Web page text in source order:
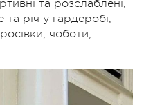
та розслаблені,
та річ у гардеробі,
чоботи,